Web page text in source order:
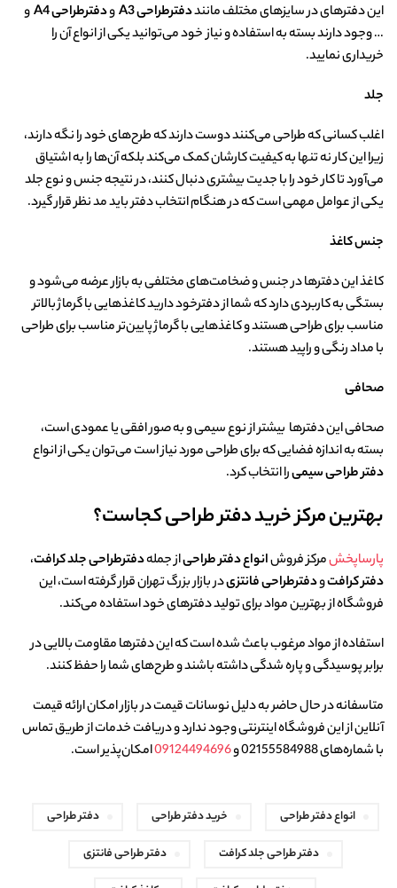
این دفترهای در سایزهای مختلف ماننددفترطراحیA3ودفترطراحیA4و
… وجود دارند بسته به استفاده و نیاز خود می‌توانید یکی از انواع آن را
خریداری نمایید.
جلد
اغلب کسانی که طراحی می‌کنند دوست دارند که طرح‌های خود را نگه دارند،
زیرا این کار نه تنها به کیفیت کارشان کمک می‌کند بلکه آن‌ها را به اشتیاق
می‌آورد تا کار خود را با جدیت بیشتری دنبال کنند، در نتیجه جنس و نوع جلد
یکی از عوامل مهمی است که در هنگام انتخاب دفتر باید مد نظر قرار گیرد.
جنس کاغذ
کاغذ این دفترها در جنس و ضخامت‌های مختلفی به بازار عرضه می‌شود و
بستگی به کاربردی دارد که شما از دفترخود دارید کاغذهایی با گرماژ بالاتر
مناسب برای طراحی هستند و کاغذهایی با گرماژ پایین‌تر مناسب برای طراحی
با مداد رنگی و راپید هستند.
صحافی
صحافی این دفترها بیشتر از نوع سیمی و به صور افقی یا عمودی است،
بسته به اندازه فضایی که برای طراحی مورد نیاز است می‌توان یکی از انواع
دفتر طراحی سیمیرا انتخاب کرد.
بهترین مرکز خرید دفتر طراحی کجاست؟
پارساپخشمرکز فروشانواع دفتر طراحیاز جملهدفترطراحی جلد کرافت،
دفتر کرافتودفترطراحی فانتزیدر بازار بزرگ تهران قرار گرفته است، این
فروشگاه از بهترین مواد برای تولید دفترهای خود استفاده می‌کند.
استفاده از مواد مرغوب باعث شده است که این دفترها مقاومت بالایی در
برابر پوسیدگی و پاره شدگی داشته باشند و طرح‌های شما را حفظ کنند.
متاسفانه در حال حاضر به دلیل نوسانات قیمت در بازار امکان ارائه قیمت
آنلاین از این فروشگاه اینترنتی وجود ندارد و دریافت خدمات از طریق تماس
با شماره‌های 02155584988 و
09124494696امکان‌پذیر است.
انواع دفتر طراحی خرید دفتر طراحی
دفتر طراحی
دفتر طراحی جلد کرافت
دفتر طراحی فانتزی